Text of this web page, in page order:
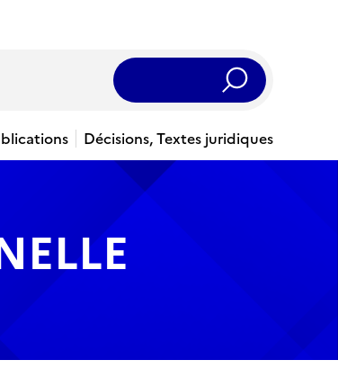
Rechercher
Décisions, Textes juridiques